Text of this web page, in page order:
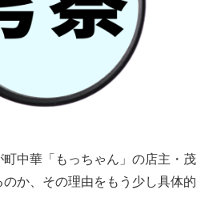
中華「もっちゃん」の店主・茂
か、その理由をもう少し具体的